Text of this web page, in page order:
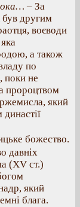
– За
був другим
воєводи
а також
по
поки не
пророцтвом
який
божество.
давніх
(XV ст.)
який
блага.